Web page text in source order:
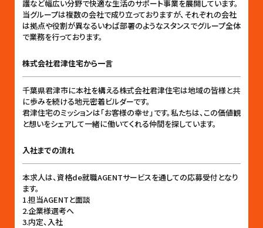
護など幅広い分野で快適な生活のサポート事業を展開しています。
当グループは複数の会社で成り立っておりますが、それぞれの会社
は拠点や役割が異なるいわば部署のようなスタンスでグループ全体
で業務を行っております。
株式会社君津住宅から一言
千葉県君津市に本社を構える株式会社君津住宅は地域の皆様と共
に歩みを続ける地元密着ビルダーです。
君津住宅のミッションは「お客様の幸せ」です。私たちは、この価値観
と想いをシェアして一緒に働いてくれる仲間を探しています。
入社までの流れ
本求人は、資格de就職AGENTサービスを通しての応募受付となり
ます。
1.担当AGENTと面談
2.企業様選考へ
3.内定、入社